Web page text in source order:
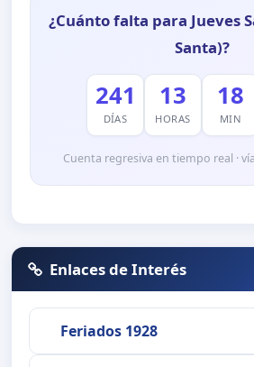
¿Cuánto falta para Jueves
Santa)?
241
DÍAS
13
HORAS
18
MIN
Cuenta regresiva en tiempo real ·
Enlaces de Interés
Feriados 1928